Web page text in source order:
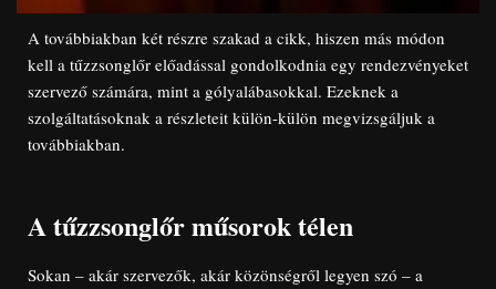
A továbbiakban két részre szakad a cikk, hiszen más módon
kell a tűzzsonglőr előadással gondolkodnia egy rendezvényeket
szervező számára, mint a gólyalábasokkal. Ezeknek a
szolgáltatásoknak a részleteit külön-külön megvizsgáljuk a
továbbiakban.
A tűzzsonglőr műsorok télen
Sokan – akár szervezők, akár közönségről legyen szó – a